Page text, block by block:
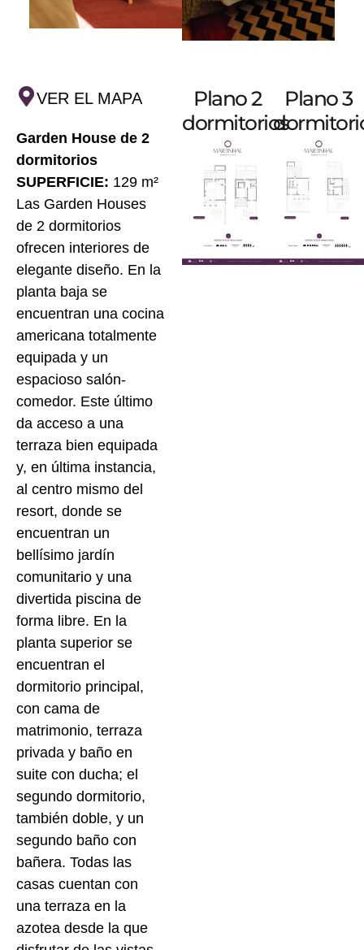
VER EL MAPA
Garden House de 2
dormitorios
SUPERFICIE: 129 m²
Las Garden Houses
de 2 dormitorios
ofrecen interiores de
elegante diseño. En la
planta baja se
encuentran una cocina
americana totalmente
equipada y un
espacioso salón-
comedor. Este último
da acceso a una
terraza bien equipada
y, en última instancia,
al centro mismo del
resort, donde se
encuentran un
bellísimo jardín
comunitario y una
divertida piscina de
forma libre. En la
planta superior se
encuentran el
dormitorio principal,
con cama de
matrimonio, terraza
privada y baño en
suite con ducha; el
segundo dormitorio,
también doble, y un
segundo baño con
bañera. Todas las
casas cuentan con
una terraza en la
azotea desde la que
Plano 2
dormitorios
Plano 3